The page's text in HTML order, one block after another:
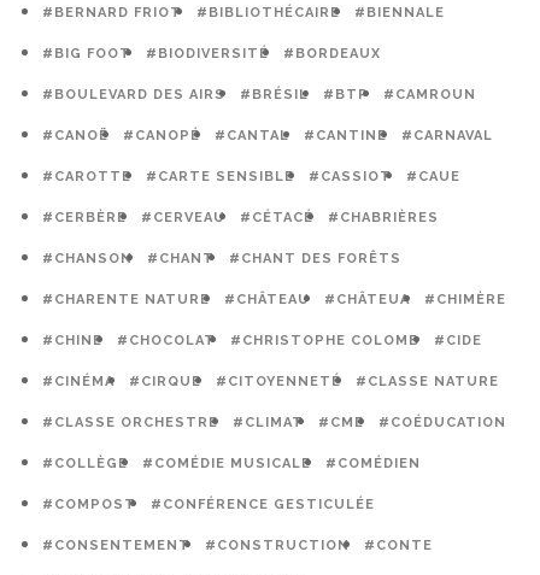
#BERNARD FRIOT #BIBLIOTHÉCAIRE #BIENNALE
#BIG FOOT #BIODIVERSITÉ #BORDEAUX
#BOULEVARD DES AIRS #BRÉSIL #BTP #CAMROUN
#CANOË #CANOPÉ #CANTAL #CANTINE #CARNAVAL
#CAROTTE #CARTE SENSIBLE #CASSIOT #CAUE
#CERBÈRE #CERVEAU #CÉTACÉ #CHABRIÈRES
#CHANSON #CHANT #CHANT DES FORÊTS
#CHARENTE NATURE #CHÂTEAU #CHÂTEUA #CHIMÈRE
#CHINE #CHOCOLAT #CHRISTOPHE COLOMB #CIDE
#CINÉMA #CIRQUE #CITOYENNETÉ #CLASSE NATURE
#CLASSE ORCHESTRE #CLIMAT #CME #COÉDUCATION
#COLLÈGE #COMÉDIE MUSICALE #COMÉDIEN
#COMPOST #CONFÉRENCE GESTICULÉE
#CONSENTEMENT #CONSTRUCTION #CONTE